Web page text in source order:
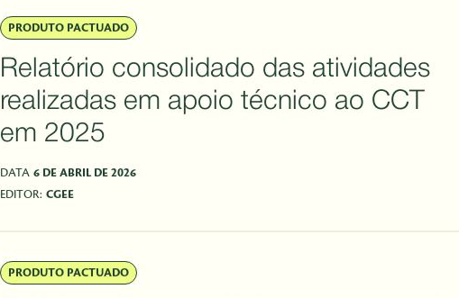
PRODUTO PACTUADO
Relatório consolidado das atividades
realizadas em apoio técnico ao CCT
em 2025
DATA 6 DE ABRIL DE 2026
EDITOR: CGEE
PRODUTO PACTUADO